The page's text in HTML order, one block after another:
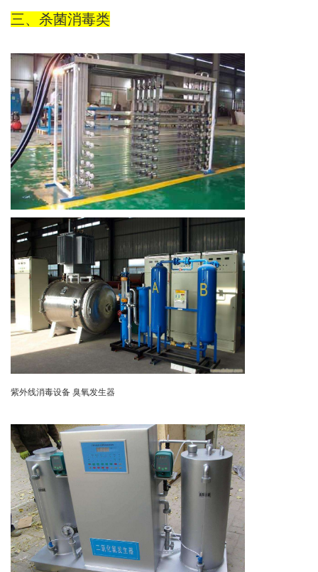
三、 杀菌消毒类
紫外线消毒设备 臭氧发生器